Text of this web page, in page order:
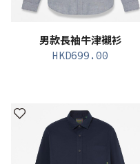
男款長袖牛津襯衫
HKD699.00